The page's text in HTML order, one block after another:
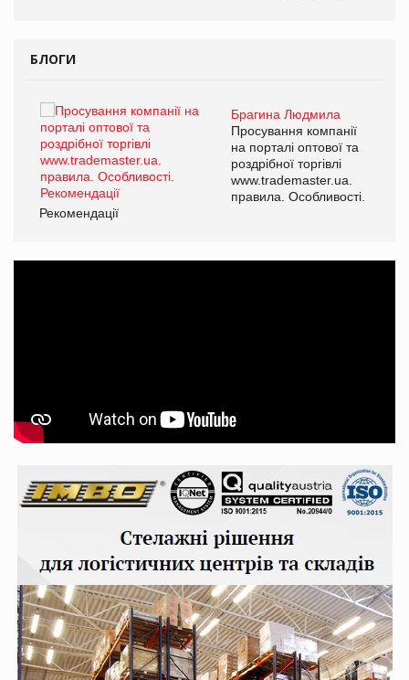
БЛОГИ
Брагина Людмила
Просування компанії
на порталі оптової та
роздрібної торгівлі
www.trademaster.ua.
правила. Особливості.
Рекомендації